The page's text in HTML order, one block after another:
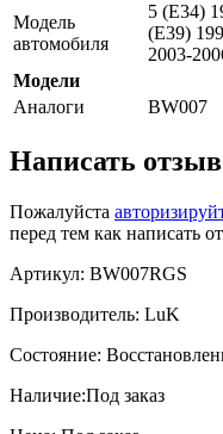
Модель
автомобиля
5 (E34)
(E39)
2003-
Модели
Аналоги
BW007
Написать отзыв
Пожалуйста
перед тем как написать
Артикул: BW007RGS
Производитель: LuK
Состояние:
Наличие:Под заказ